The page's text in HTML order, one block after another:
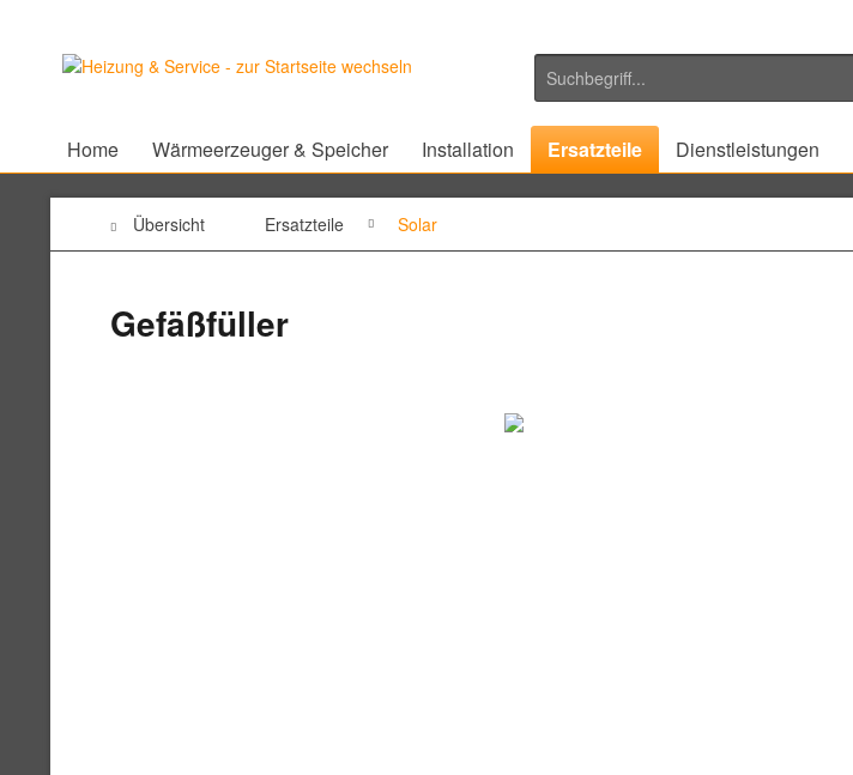
Home Wärmeerzeuger & Speicher Installation Ersatzteile Dienstleistungen
Übersicht Ersatzteile Solar
Gefäßfüller